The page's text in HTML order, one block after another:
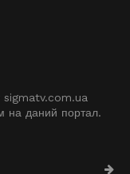
sigmatv.com.ua
на даний портал.